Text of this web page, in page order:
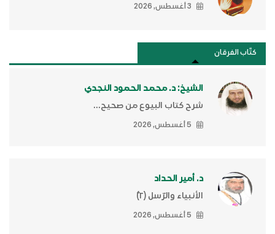
3 أغسطس, 2026
كتَّاب الفرقان
الشيخ: د. محمد الحمود النجدي
شرح كتاب البيوع من صحيح...
5 أغسطس, 2026
د. أمير الحداد
الأنبياء والرّسل (٢)ّ
5 أغسطس, 2026